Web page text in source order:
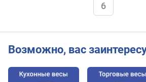
6
Возможно, вас